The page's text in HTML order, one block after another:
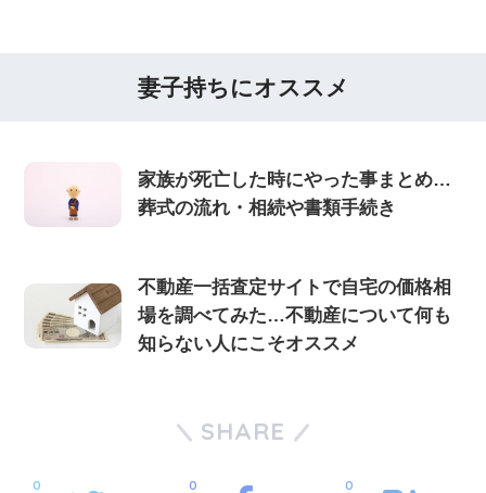
妻子持ちにオススメ
家族が死亡した時にやった事まとめ…
葬式の流れ・相続や書類手続き
不動産一括査定サイトで自宅の価格相
場を調べてみた…不動産について何も
知らない人にこそオススメ
SHARE
0 0 0